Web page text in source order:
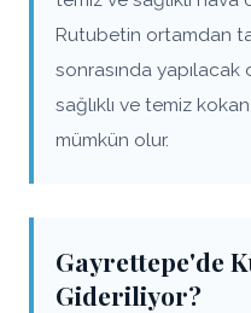
Rutubetin ortamdan
sonrasında
sağlıklı ve temiz
mümkün olur.
Gayrettepe'de
Gideriliyor?